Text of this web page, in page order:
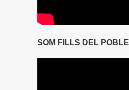
SOM FILLS DEL POBLE